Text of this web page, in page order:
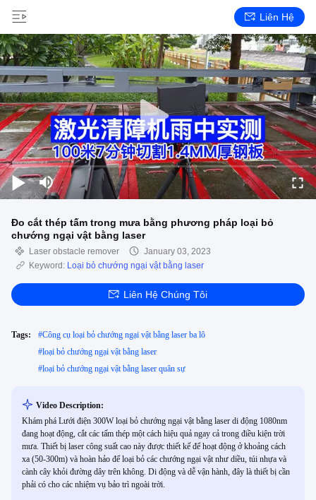
Liên Hệ
Đo cắt thép tấm trong mưa bằng phương pháp loại bỏ
chướng ngại vật bằng laser
Laser obstacle remover
January 03, 2023
Keyword: Loại bỏ chướng ngại vật bằng laser
Liên Hệ Chúng Tôi
Tags: #Công cụ loại bỏ chướng ngại vật bằng laser ba lô
#loại bỏ chướng ngại vật bằng laser
#loại bỏ chướng ngại vật bằng laser quân sự
Video Description:
Khám phá Lưới điện 300W loại bỏ chướng ngại vật bằng laser di động 1080nm
đang hoạt động, cắt các tấm thép một cách hiệu quả ngay cả trong điều kiện trời
mưa. Thiết bị laser công suất cao này được thiết kế để hoạt động ở khoảng cách
xa (50-300m) và hoàn hảo để loại bỏ các chướng ngại vật như diều, túi nhựa và
cành cây khỏi đường dây trên không. Di động và dễ vận hành, đây là thiết bị cần
phải có cho các nhiệm vụ bảo trì ngoài trời.